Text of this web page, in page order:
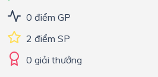
0 điểm GP
2 điểm SP
0 giải thưởng